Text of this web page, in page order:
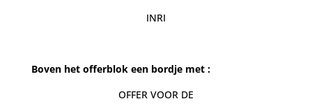
INRI
Boven het offerblok een bordje met :
OFFER VOOR DE